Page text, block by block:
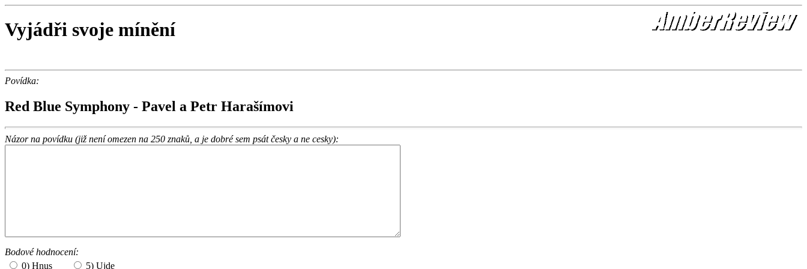
Vyjádři svoje mínění
Povídka:
Red Blue Symphony - Pavel a Petr Harašímovi
Názor na povídku (již není omezen na 250 znaků, a je dobré sem psát česky a ne cesky):
Bodové hodnocení:
0) Hnus
5) Ujde